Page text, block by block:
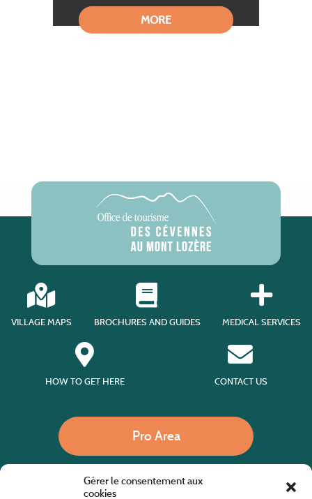
Gérer le consentement aux
cookies
MORE
VILLAGE MAPS BROCHURES AND GUIDES MEDICAL SERVICES
HOW TO GET HERE CONTACT US
Pro Area